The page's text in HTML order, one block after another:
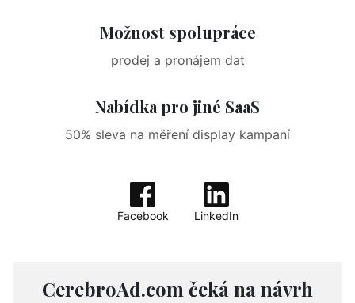
Možnost spolupráce
prodej a pronájem dat
Nabídka pro jiné SaaS
50% sleva na měření display kampaní
Facebook LinkedIn
CerebroAd.com čeká na návrh